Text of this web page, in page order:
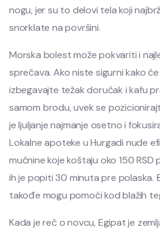
nogu, jer su to delovi tela koji
snorklate na površini.
Morska bolest može pokvariti i
sprečava. Ako niste sigurni kako
izbegavajte težak doručak i kafu
samom brodu, uvek se
je ljuljanje najmanje osetno i
Lokalne apoteke u Hurgadi nude
mučnine koje koštaju oko 150 RSD
ih je popiti 30 minuta pre polaska.
takođe mogu pomoći kod blažih
Kada je reč o novcu, Egipat je